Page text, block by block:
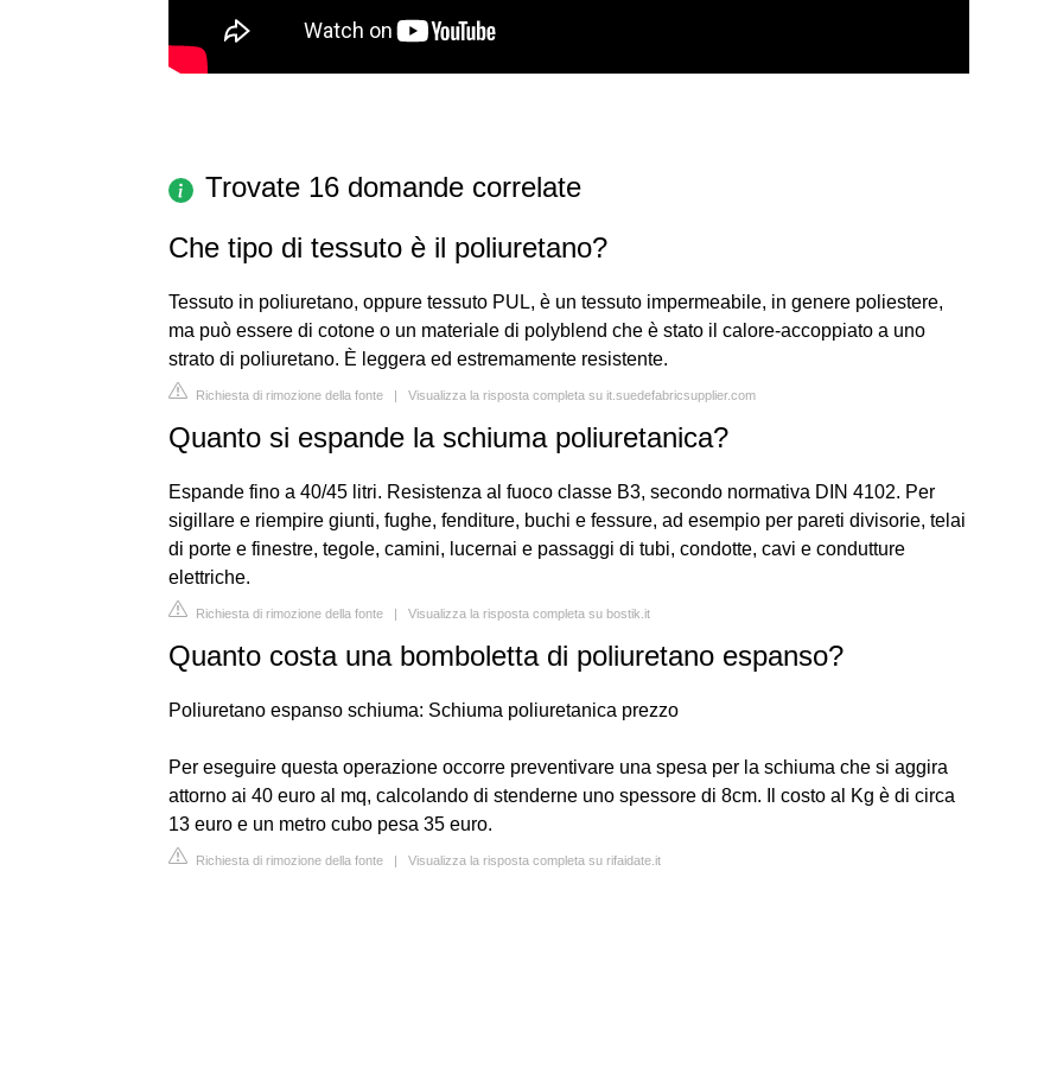
Trovate 16 domande correlate
Che tipo di tessuto è il poliuretano?
Tessuto in poliuretano, oppure tessuto PUL, è un tessuto impermeabile, in genere poliestere,
ma può essere di cotone o un materiale di polyblend che è stato il calore-accoppiato a uno
strato di poliuretano. È leggera ed estremamente resistente.
Richiesta di rimozione della fonte | Visualizza la risposta completa su it.suedefabricsupplier.com
Quanto si espande la schiuma poliuretanica?
Espande fino a 40/45 litri. Resistenza al fuoco classe B3, secondo normativa DIN 4102. Per
sigillare e riempire giunti, fughe, fenditure, buchi e fessure, ad esempio per pareti divisorie, telai
di porte e finestre, tegole, camini, lucernai e passaggi di tubi, condotte, cavi e condutture
elettriche.
Richiesta di rimozione della fonte | Visualizza la risposta completa su bostik.it
Quanto costa una bomboletta di poliuretano espanso?
Poliuretano espanso schiuma: Schiuma poliuretanica prezzo
Per eseguire questa operazione occorre preventivare una spesa per la schiuma che si aggira
attorno ai 40 euro al mq, calcolando di stenderne uno spessore di 8cm. Il costo al Kg è di circa
13 euro e un metro cubo pesa 35 euro.
Richiesta di rimozione della fonte | Visualizza la risposta completa su rifaidate.it